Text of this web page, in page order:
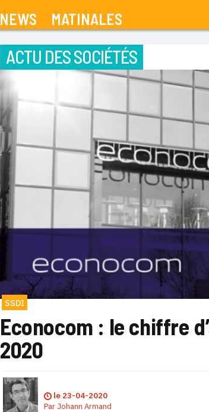
NEWS MATINALES
ACTU DES SOCIÉTÉS
SSDI
Econocom : le chiffre
2020
le 23-04-2020
Par Johann Armand